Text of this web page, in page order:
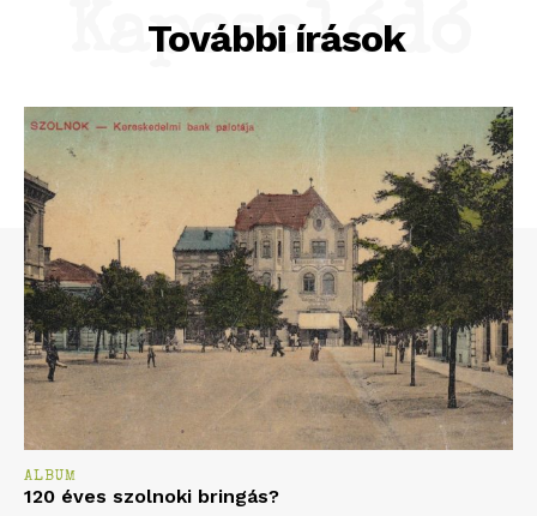
További írások
Kapcsolódó
ALBUM
120 éves szolnoki bringás?